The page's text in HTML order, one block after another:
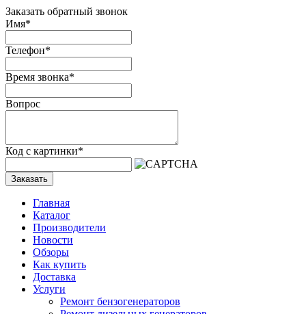
Заказать обратный звонок
Имя*
Телефон*
Время звонка*
Вопрос
Код с картинки*
Заказать
Главная
Каталог
Производители
Новости
Обзоры
Как купить
Доставка
Услуги
Ремонт бензогенераторов